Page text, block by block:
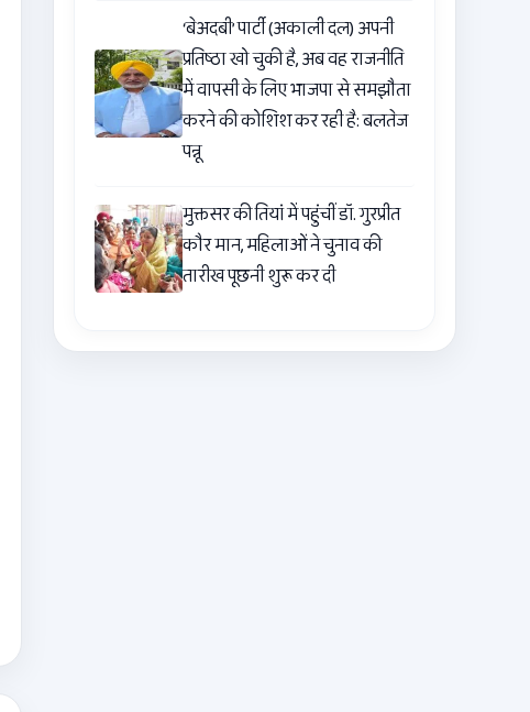
‘बेअदबी’ पार्टी (अकाली दल) अपनी
प्रतिष्ठा खो चुकी है, अब वह राजनीति
में वापसी के लिए भाजपा से समझौता
करने की कोशिश कर रही है: बलतेज
पन्नू
मुक्तसर की तियां में पहुंचीं डॉ. गुरप्रीत
कौर मान, महिलाओं ने चुनाव की
तारीख पूछनी शुरू कर दी